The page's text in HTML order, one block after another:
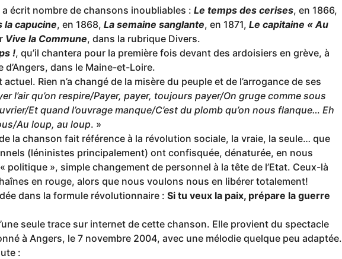
a écrit nombre de chansons inoubliables : Le temps des cerises, en 1866,
la capucine, en 1868, La semaine sanglante, en 1871, Le capitaine « Au
Vive la Commune, dans la rubrique Divers.
!, qu’il chantera pour la première fois devant des ardoisiers en grève, à
d’Angers, dans le Maine-et-Loire.
Rien n’a changé de la misère du peuple et de l’arrogance de ses
l’air qu’on respire/Payer, payer, toujours payer/On gruge comme sous
Et quand l’ouvrage manque/C’est du plomb qu’on nous flanque… Eh
Au loup, au loup. »
la chanson fait référence à la révolution sociale, la vraie, la seule… que
(léninistes principalement) ont confisquée, dénaturée, en nous
politique », simple changement de personnel à la tête de l’Etat. Ceux-là
en rouge, alors que nous voulons nous en libérer totalement!
dans la formule révolutionnaire : Si tu veux la paix, prépare la guerre
seule trace sur internet de cette chanson. Elle provient du spectacle
à Angers, le 7 novembre 2004, avec une mélodie quelque peu adaptée.
: